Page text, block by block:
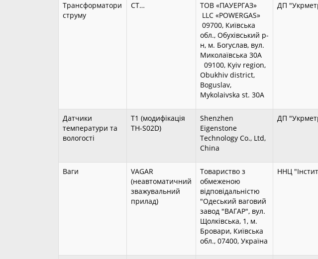
Трансформатори
струму
CT…
ТОВ «ПАУЕРГАЗ»
LLC «POWERGAS»
09700, Київська
обл., Обухівський р-
н, м. Богуслав, вул.
Миколаївська 30А
09100, Kyiv region,
Obukhiv district,
Boguslav,
Mykolaivska st. 30A
ДП
Датчики
температури та
вологості
Т1 (модифікація
TH-S02D)
Shenzhen
Eigenstone
Technology Co., Ltd,
China
ДП
Ваги
VAGAR
(неавтоматичний
зважувальний
прилад)
Товариство з
обмеженою
відповідальністю
"Одеський ваговий
завод "ВАГАР", вул.
Щолківська, 1, м.
Бровари, Київська
обл., 07400, Україна
ННЦ